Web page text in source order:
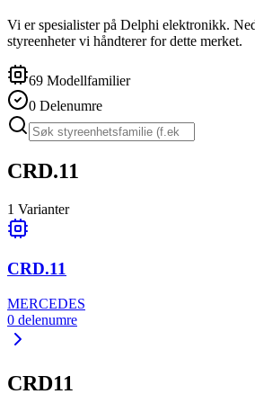
Vi er spesialister på Delphi elektronikk.
styreenheter vi håndterer for dette merket.
69 Modellfamilier
0 Delenumre
CRD.11
1 Varianter
CRD.11
MERCEDES
0 delenumre
CRD11